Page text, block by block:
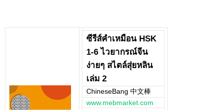
ซีรีส์คำเหมือน HSK
1-6 ไวยากรณ์จีน
ง่ายๆ สไตล์สุ่ยหลิน
เล่ม 2
ChineseBang 中文棒
www.mebmarket.com